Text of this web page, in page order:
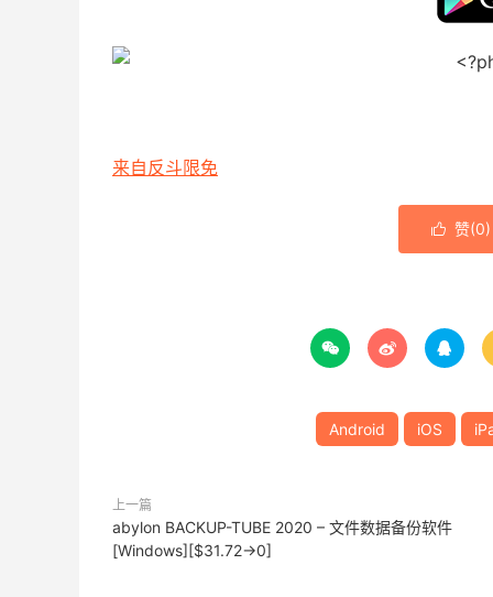
来自反斗限免
 赞(0)
  
Android iOS
上一篇
abylon BACKUP-TUBE 2020 – 文件数据备份软件
[Windows][$31.72→0]